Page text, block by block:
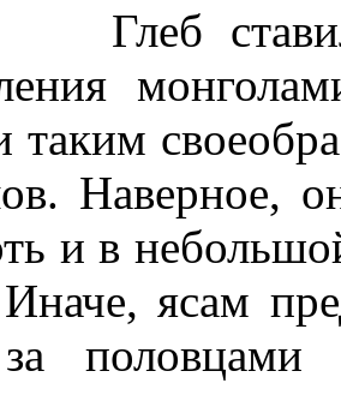
Глеб
таким
Наверное,
и в
ясам
за